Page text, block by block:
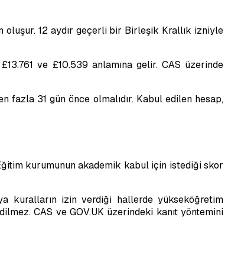
12 aydır geçerli bir Birleşik Krallık izniyle
ve £10.539 anlamına gelir. CAS üzerinde
31 gün önce olmalıdır. Kabul edilen hesap,
kurumunun akademik kabul için istediği skor
kuralların izin verdiği hallerde yükseköğretim
CAS ve GOV.UK üzerindeki kanıt yöntemini